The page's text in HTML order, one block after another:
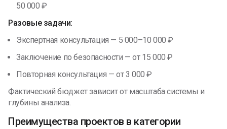
50 000 ₽
Разовые задачи:
Экспертная консультация — 5 000–10 000 ₽
Заключение по безопасности — от 15 000 ₽
Повторная консультация — от 3 000 ₽
Фактический бюджет зависит от масштаба системы и
глубины анализа.
Преимущества проектов в категории